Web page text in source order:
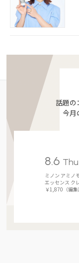
話題の
今月
8.6 Thu
ミノン アミノ
エッセンス ク
￥1,870（編集